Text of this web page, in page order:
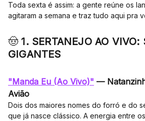
Toda sexta é assim: a gente reúne os
agitaram a semana e traz tudo aqui pra
🤠1. SERTANEJO AO VIVO:
GIGANTES
"Manda Eu (Ao Vivo)" —
Avião
Dois dos maiores nomes do forró e do
que já nasce clássico. A energia entre